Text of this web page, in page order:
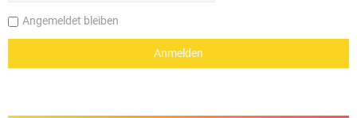
Angemeldet bleiben